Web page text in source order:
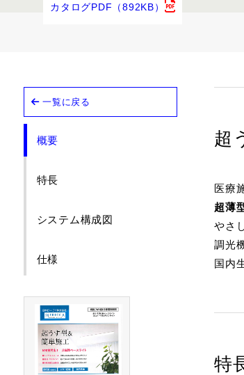
カタログPDF（892KB）
一覧に戻る
概要
特長
システム構成図
仕様
超
医療
超薄
やさ
調光
国内
特